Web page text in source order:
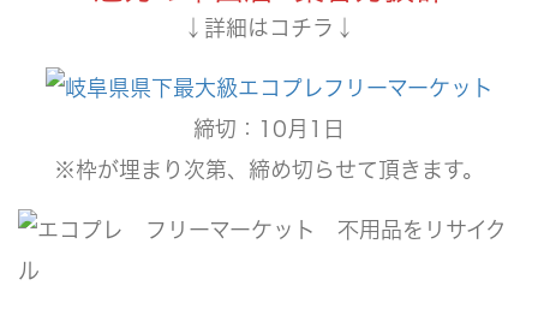
↓詳細はコチラ↓
締切：10月1日
※枠が埋まり次第、締め切らせて頂きます。